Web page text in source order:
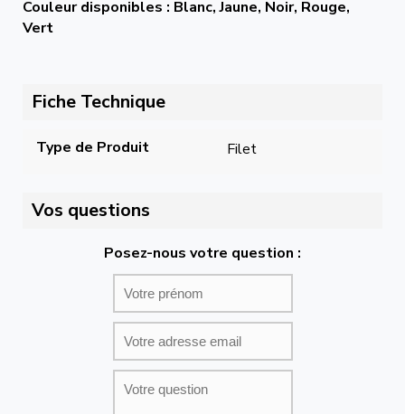
Couleur disponibles : Blanc, Jaune, Noir, Rouge,
Vert
Fiche Technique
Type de Produit Filet
Vos questions
Posez-nous votre question :